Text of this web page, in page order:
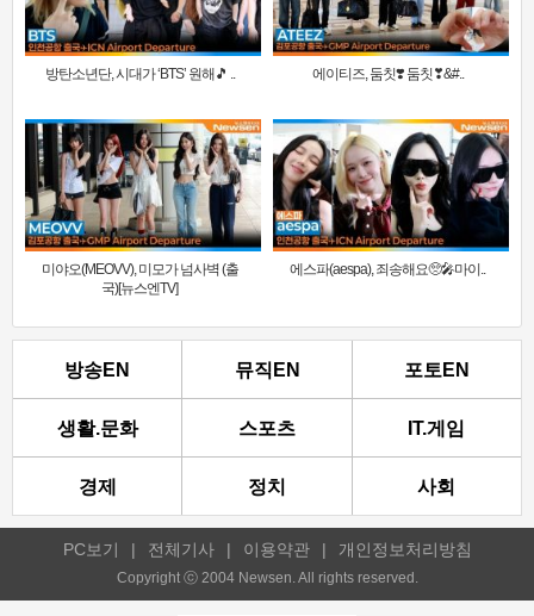
방탄소년단, 시대가 ‘BTS’ 원해🎵 .. 에이티즈, 둠칫❣️ 둠칫❣&#..
미야오(MEOVV), 미모가 넘사벽 (출
국)[뉴스엔TV]
에스파(aespa), 죄송해요🥺🎤마이..
방송EN 뮤직EN 포토EN
생활.문화 스포츠 IT.게임
경제 정치 사회
PC보기 | 전체기사 | 이용약관 | 개인정보처리방침
Copyright ⓒ 2004 Newsen. All rights reserved.